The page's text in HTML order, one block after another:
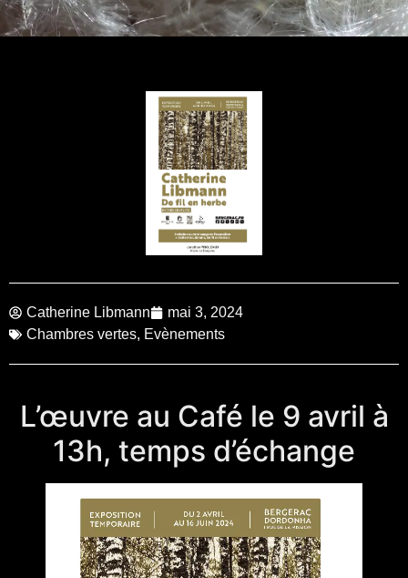
Catherine Libmann
mai 3, 2024
Chambres vertes, Evènements
L’œuvre au Café le 9 avril à
13h, temps d’échange